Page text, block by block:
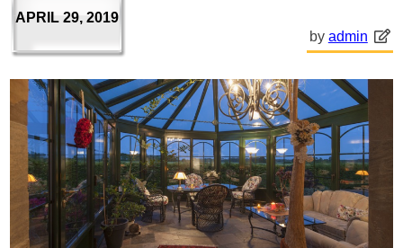
APRIL 29, 2019
by admin